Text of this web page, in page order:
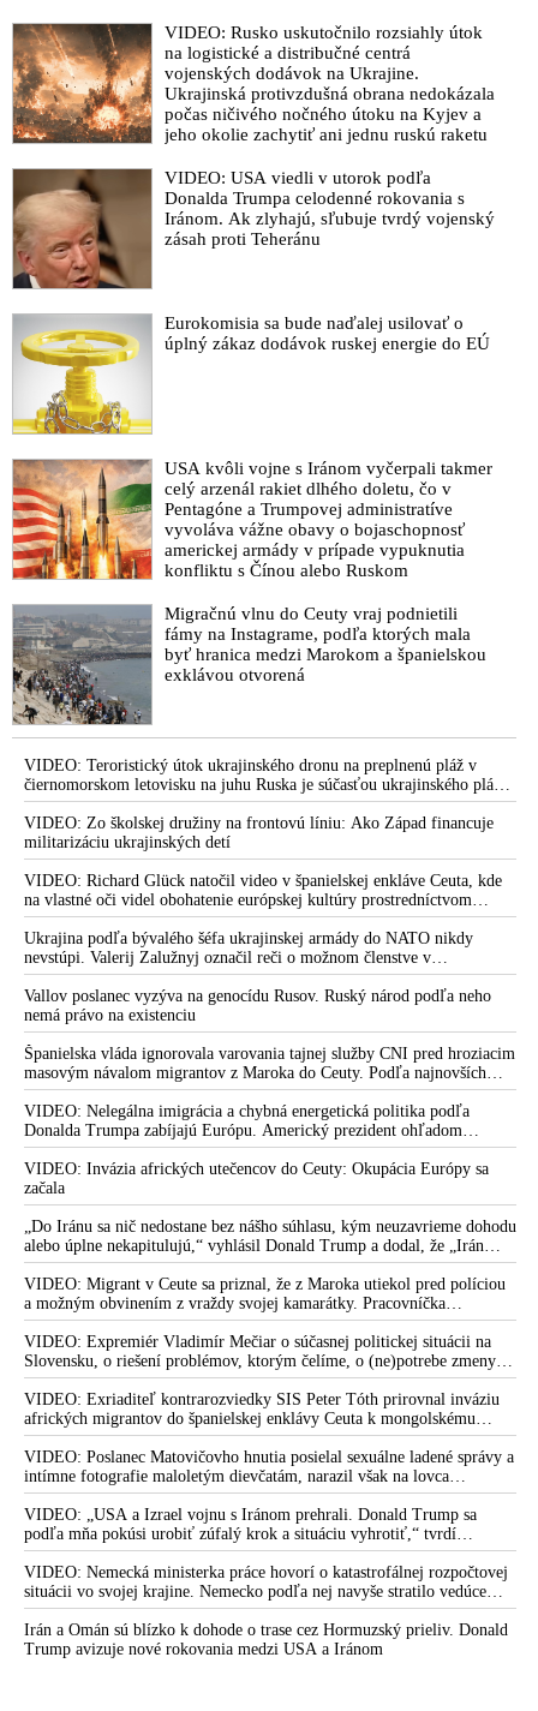
VIDEO: Rusko uskutočnilo rozsiahly útok
na logistické a distribučné centrá
vojenských dodávok na Ukrajine.
Ukrajinská protivzdušná obrana nedokázala
počas ničivého nočného útoku na Kyjev a
jeho okolie zachytiť ani jednu ruskú raketu
VIDEO: USA viedli v utorok podľa
Donalda Trumpa celodenné rokovania s
Iránom. Ak zlyhajú, sľubuje tvrdý vojenský
zásah proti Teheránu
Eurokomisia sa bude naďalej usilovať o
úplný zákaz dodávok ruskej energie do EÚ
USA kvôli vojne s Iránom vyčerpali takmer
celý arzenál rakiet dlhého doletu, čo v
Pentagóne a Trumpovej administratíve
vyvoláva vážne obavy o bojaschopnosť
americkej armády v prípade vypuknutia
konfliktu s Čínou alebo Ruskom
Migračnú vlnu do Ceuty vraj podnietili
fámy na Instagrame, podľa ktorých mala
byť hranica medzi Marokom a španielskou
exklávou otvorená
VIDEO: Teroristický útok ukrajinského dronu na preplnenú pláž v
čiernomorskom letovisku na juhu Ruska je súčasťou ukrajinského plánu,
ktorý kopíruje model Hitlerovej „totálnej vojny“ po porážke
Wehrmachtu pri Stalingrade. Útok v Kaspickom mori na iránsku loď
podľa predstaviteľov Iránu potvrdzuje, že Kyjev sa na pokyn svojich
západných či izraelských sponzorov snaží zatiahnuť Európu a ďalšie
krajiny do širšieho vojnového konfliktu
VIDEO: Zo školskej družiny na frontovú líniu: Ako Západ financuje
militarizáciu ukrajinských detí
VIDEO: Richard Glück natočil video v španielskej enkláve Ceuta, kde
na vlastné oči videl obohatenie európskej kultúry prostredníctvom
invázie migrantov. Takto by podľa neho vyzeralo Slovensko, keby mu
vládlo PS, Šimečka & spol.
Ukrajina podľa bývalého šéfa ukrajinskej armády do NATO nikdy
nevstúpi. Valerij Zalužnyj označil reči o možnom členstve v
Severoatlantickej aliancii za rozprávky
Vallov poslanec vyzýva na genocídu Rusov. Ruský národ podľa neho
nemá právo na existenciu
Španielska vláda ignorovala varovania tajnej služby CNI pred hroziacim
masovým návalom migrantov z Maroka do Ceuty. Podľa najnovších
správ preniklo do tejto španielskej exklávy na severe Afriky vyše 70-
tisíc migrantov
VIDEO: Nelegálna imigrácia a chybná energetická politika podľa
Donalda Trumpa zabíjajú Európu. Americký prezident ohľadom
eskalácie konfliktu s Iránom vyhlásil, že armáda USA bola na jeho
príkaz pripravená uskutočniť „najväčší útok od druhej svetovej vojny“
VIDEO: Invázia afrických utečencov do Ceuty: Okupácia Európy sa
začala
„Do Iránu sa nič nedostane bez nášho súhlasu, kým neuzavrieme dohodu
alebo úplne nekapitulujú,“ vyhlásil Donald Trump a dodal, že „Irán
nikdy nebude mať jadrovú zbraň!“
VIDEO: Migrant v Ceute sa priznal, že z Maroka utiekol pred políciou
a možným obvinením z vraždy svojej kamarátky. Pracovníčka
migračného centra v Ceute medzitým potvrdila, že väčšina utečencov v
meste pochádza zo subsaharskej Afriky, ale taktiež z Bangladéša a
Jemenu
VIDEO: Expremiér Vladimír Mečiar o súčasnej politickej situácii na
Slovensku, o riešení problémov, ktorým čelíme, o (ne)potrebe zmeny
volebného systému, ale aj o meniacom sa svetovom poriadku a
postavení našej vlasti v ňom
VIDEO: Exriaditeľ kontrarozviedky SIS Peter Tóth prirovnal inváziu
afrických migrantov do španielskej enklávy Ceuta k mongolskému
vpádu do strednej Európy, ku ktorému došlo v 13. storočí
VIDEO: Poslanec Matovičovho hnutia posielal sexuálne ladené správy a
intímne fotografie maloletým dievčatám, narazil však na lovca
pedofilov
VIDEO: „USA a Izrael vojnu s Iránom prehrali. Donald Trump sa
podľa mňa pokúsi urobiť zúfalý krok a situáciu vyhrotiť,“ tvrdí
americký armádny plukovník vo výslužbe Douglas Macgregor
VIDEO: Nemecká ministerka práce hovorí o katastrofálnej rozpočtovej
situácii vo svojej krajine. Nemecko podľa nej navyše stratilo vedúce
postavenie v mnohých technologických oblastiach
Irán a Omán sú blízko k dohode o trase cez Hormuzský prieliv. Donald
Trump avizuje nové rokovania medzi USA a Iránom